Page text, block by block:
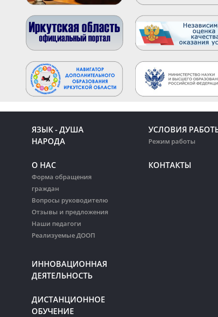
ЯЗЫК - ДУША
НАРОДА
О НАС
Форма обращения
граждан
Вопросы руководителю
Отзывы и предложения
Наши педагоги
Реализуемые ДООП
УСЛОВИЯ
Режим работы
КОНТАКТЫ
ИННОВАЦИОННАЯ
ДЕЯТЕЛЬНОСТЬ
ДИСТАНЦИОННОЕ
ОБУЧЕНИЕ